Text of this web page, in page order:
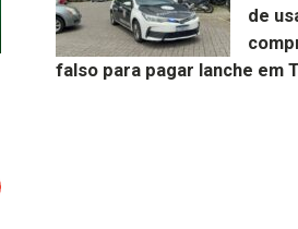
de
falso para pagar lanche em